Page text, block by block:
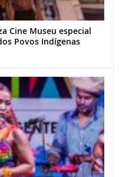
Cine Museu especial
Povos Indígenas